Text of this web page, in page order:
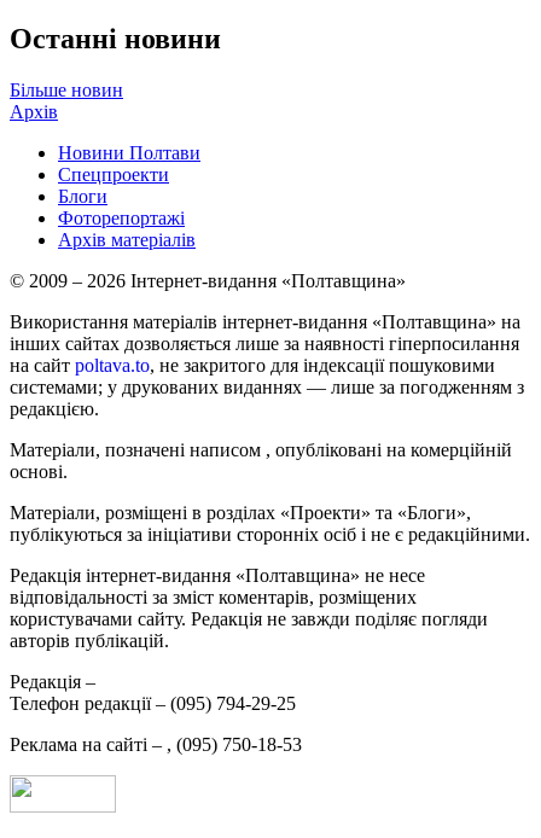
Останні новини
Більше новин
Архів
Новини Полтави
Спецпроекти
Блоги
Фоторепортажі
Архів матеріалів
© 2009 – 2026 Інтернет-видання «Полтавщина»
Використання матеріалів інтернет-видання «Полтавщина» на
інших сайтах дозволяється лише за наявності гіперпосилання
на сайт poltava.to, не закритого для індексації пошуковими
системами; у друкованих виданнях — лише за погодженням з
редакцією.
Матеріали, позначені написом , опубліковані на комерційній
основі.
Матеріали, розміщені в розділах «Проекти» та «Блоги»,
публікуються за ініціативи сторонніх осіб і не є редакційними.
Редакція інтернет-видання «Полтавщина» не несе
відповідальності за зміст коментарів, розміщених
користувачами сайту. Редакція не завжди поділяє погляди
авторів публікацій.
Редакція –
Телефон редакції – (095) 794-29-25
Реклама на сайті – , (095) 750-18-53